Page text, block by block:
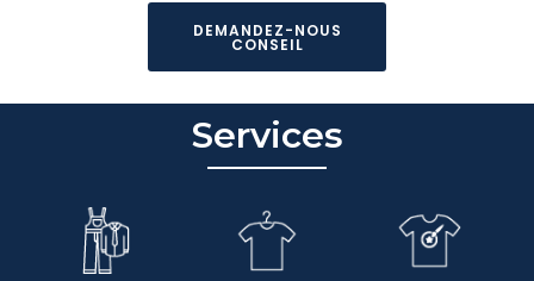
DEMANDEZ-NOUS
CONSEIL
Services